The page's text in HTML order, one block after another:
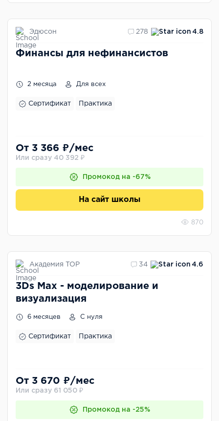
Эдюсон 278 4.8
Финансы для нефинансистов
2 месяца Для всех
Сертификат Практика
От 3 366 ₽/мес
Или сразу 40 392 ₽
Промокод на -67%
На сайт школы
870
Академия TOP 34 4.6
3Ds Max - моделирование и
визуализация
6 месяцев С нуля
Сертификат Практика
От 3 670 ₽/мес
Или сразу 61 050 ₽
Промокод на -25%